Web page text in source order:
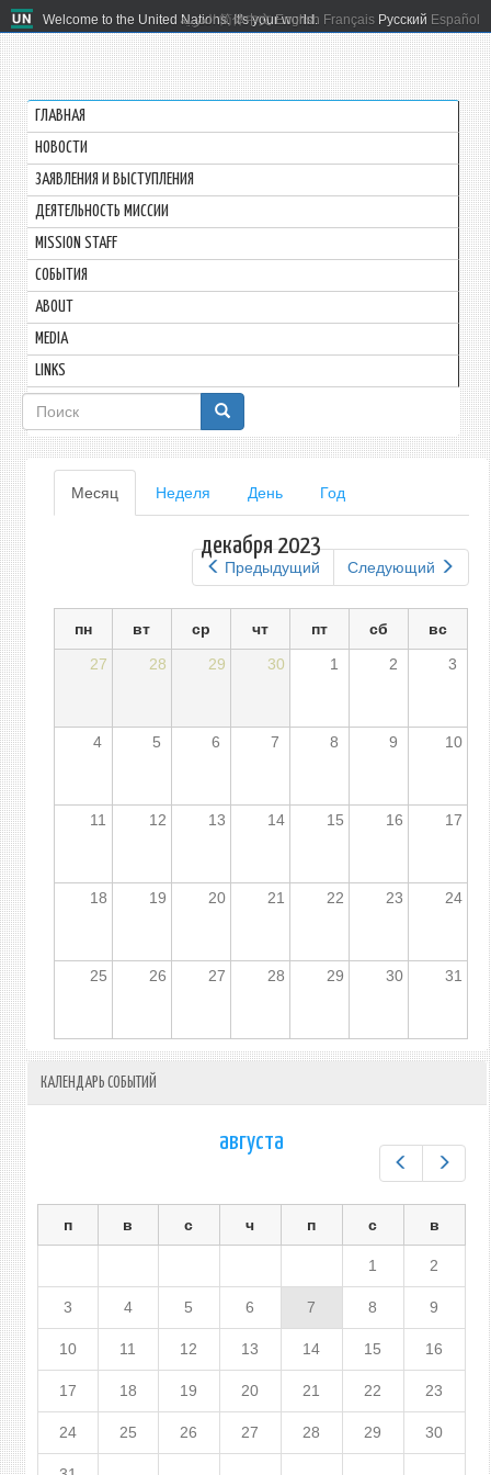
Welcome to the United Nations. It's your world.
العربية 简体中文 English Français Русский Español
ГЛАВНАЯ
HОВОСТИ
ЗАЯВЛЕНИЯ И ВЫСТУПЛЕНИЯ
ДЕЯТЕЛЬНОСТЬ МИССИИ
MISSION STAFF
СОБЫТИЯ
ABOUT
MEDIA
LINKS
Форма
поиска
Главные
вкладки
Месяц (активная
вкладка)
Неделя День Год
Предыдущий Следующий
декабря 2023
пн вт ср чт пт сб
вс
27
28 29 30 1 2 3
4 5 6 7 8 9 10
11 12 13 14 15 16 17
18 19 20 21 22 23 24
25 26 27 28 29 30 31
КАЛЕНДАРЬ СОБЫТИЙ
августа
п в с ч п с в
1 2
3 4 5 6 7 8 9
10 11 12 13 14 15 16
17 18 19 20 21 22 23
24 25 26 27 28 29 30